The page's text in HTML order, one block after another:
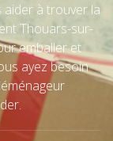
à trouver la
Thouars-sur-
emballer et
ayez besoin